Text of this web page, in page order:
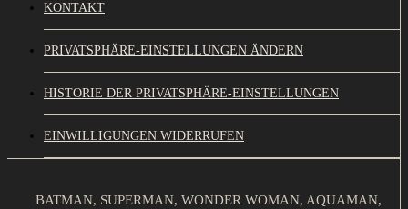
KONTAKT
PRIVATSPHÄRE-EINSTELLUNGEN ÄNDERN
HISTORIE DER PRIVATSPHÄRE-EINSTELLUNGEN
EINWILLIGUNGEN WIDERRUFEN
BATMAN, SUPERMAN, WONDER WOMAN, AQUAMAN,